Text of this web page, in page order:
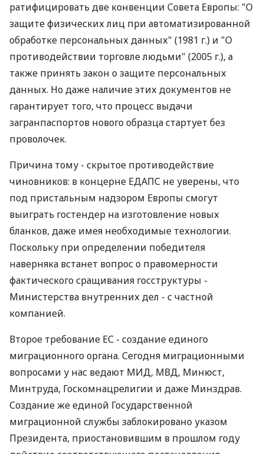
ратифицировать две конвенции Совета Европы: "О
защите физических лиц при автоматизированной
обработке персональных данных" (1981 г.) и "О
противодействии торговле людьми" (2005 г.), а
также принять закон о защите персональных
данных. Но даже наличие этих документов не
гарантирует того, что процесс выдачи
загранпаспортов нового образца стартует без
проволочек.
Причина тому - скрытое противодействие
чиновников: в концерне ЕДАПС не уверены, что
под пристальным надзором Европы смогут
выиграть гостендер на изготовление новых
бланков, даже имея необходимые технологии.
Поскольку при определении победителя
наверняка встанет вопрос о правомерности
фактического сращивания госструктуры -
Министерства внутренних дел - с частной
компанией.
Второе требование ЕС - создание единого
миграционного органа. Сегодня миграционными
вопросами у нас ведают МИД, МВД, Минюст,
Минтруда, Госкомнацрелигии и даже Минздрав.
Создание же единой Государственной
миграционной службы заблокировано указом
Президента, приостановившим в прошлом году